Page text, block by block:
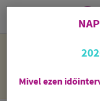
NAPSZARVAS
i
Mivel ezen